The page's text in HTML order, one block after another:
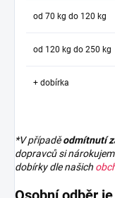
od 70 kg do 120 kg
od 120 kg do 250 kg
+ dobírka
*V případěodmítnutí
dopravců si
dobírky dle našich